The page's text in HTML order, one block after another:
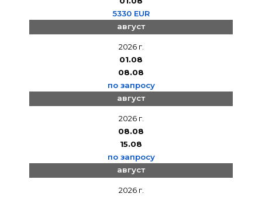
5330 EUR
август
2026 г.
01.08
08.08
по запросу
август
2026 г.
08.08
15.08
по запросу
август
2026 г.